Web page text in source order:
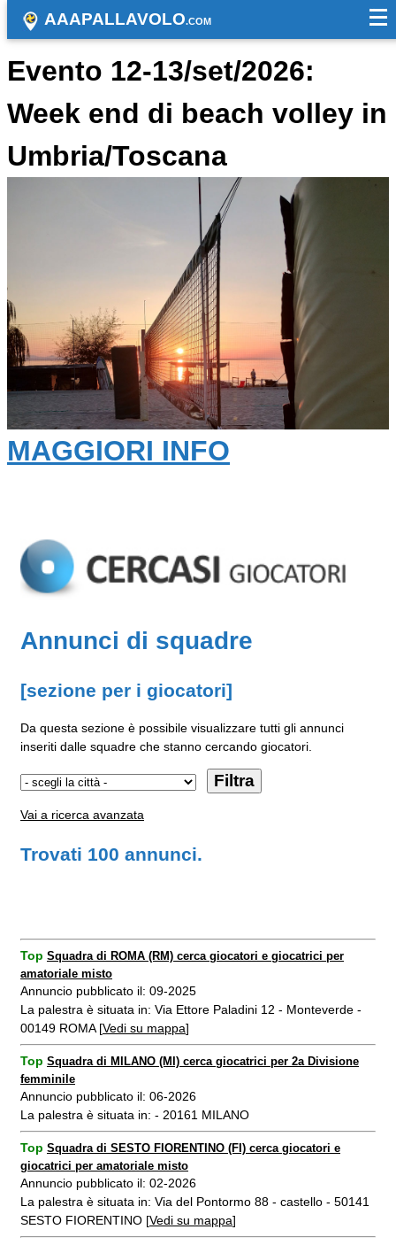
AAAPALLAVOLO.COM
Evento 12-13/set/2026:
Week end di beach volley in
Umbria/Toscana
MAGGIORI INFO
Annunci di squadre
[sezione per i giocatori]
Da questa sezione è possibile visualizzare tutti gli annunci
inseriti dalle squadre che stanno cercando giocatori.
Vai a ricerca avanzata
Trovati 100 annunci.
Top Squadra di ROMA (RM) cerca giocatori e giocatrici per
amatoriale misto
Annuncio pubblicato il: 09-2025
La palestra è situata in: Via Ettore Paladini 12 - Monteverde -
00149 ROMA [Vedi su mappa]
Top Squadra di MILANO (MI) cerca giocatrici per 2a Divisione
femminile
Annuncio pubblicato il: 06-2026
La palestra è situata in: - 20161 MILANO
Top Squadra di SESTO FIORENTINO (FI) cerca giocatori e
giocatrici per amatoriale misto
Annuncio pubblicato il: 02-2026
La palestra è situata in: Via del Pontormo 88 - castello - 50141
SESTO FIORENTINO [Vedi su mappa]